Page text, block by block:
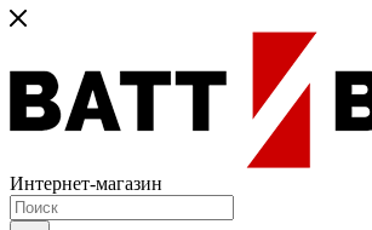
Интернет-магазин